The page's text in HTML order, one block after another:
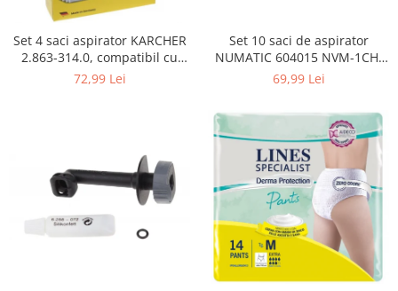
Mobila Living & Dining
Organizare si depozitare
Rafturi
Textile si covoare
Uscatoare rufe
Utilaje si materiale de constructii
Laptop, Tablete & Telefoane
Set 4 saci aspirator KARCHER
2.863-314.0, compatibil cu
WD, KWD, SE
72,99 Lei
Set 10 saci de aspirator
NUMATIC 604015 NVM-1CH,
9L
69,99 Lei